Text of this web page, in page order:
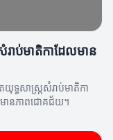
រាប់មាតិកាដែលមាន
យុទ្ធសាស្ត្រសំរាប់មាតិកា
មានភាពជោគជ័យ។